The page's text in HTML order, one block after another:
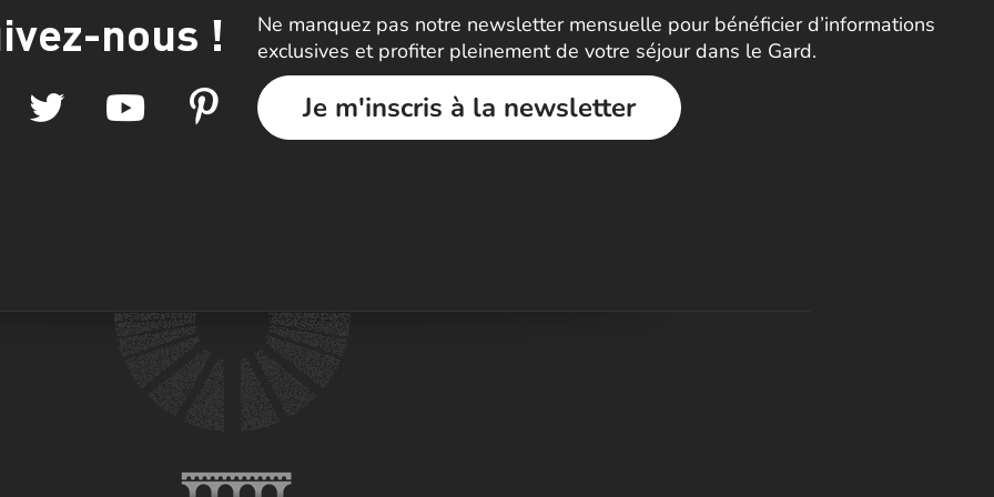
nous !
Ne manquez pas notre newsletter mensuelle pour bénéficier d’informations
exclusives et profiter pleinement de votre séjour dans le Gard.
Je m'inscris à la newsletter